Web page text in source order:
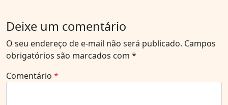
Deixe um comentário
O seu endereço de e-mail não será publicado. Campos
obrigatórios são marcados com *
Comentário *